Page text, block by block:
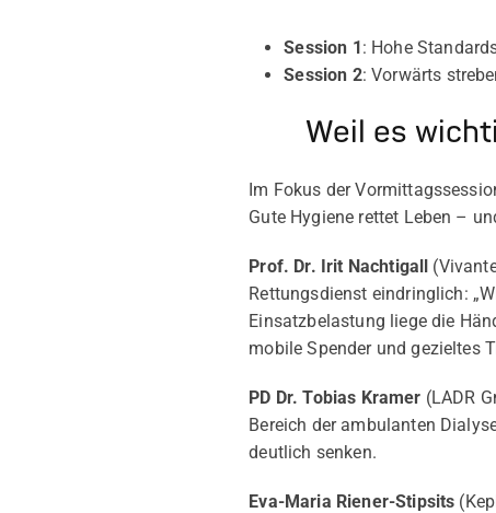
Session 1 : Hohe
Session 2: Vorwärts
Weil es
Im Fokus der
Gute Hygiene rettet Leben –
Prof. Dr. Irit Nachtigall
Rettungsdienst eindringlich:
Einsatzbelastung liege die
mobile Spender und gezieltes
PD Dr. Tobias Kramer (LADR
Bereich der ambulanten
deutlich senken.
Eva-Maria Riener-Stipsits